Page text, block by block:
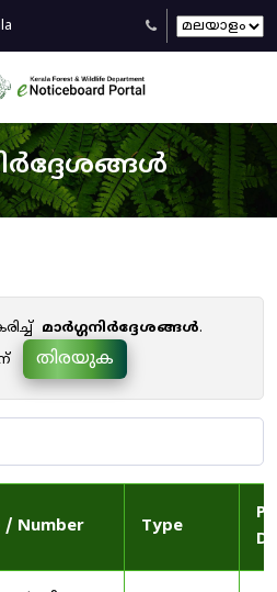
മാർഗ്ഗനിർദ്ദേശങ്ങൾ.
തിരയുക
/ Number Type